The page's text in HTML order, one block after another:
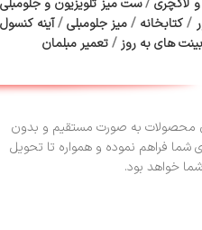
لاکچری /ست میز تلویزیون و جلومبلی
/کتابخانه /میز جلومبلی/آینه کنسول
های به روز /تعمیر مبلمان
محصولات به صورت مستقیم و بدون
فراهم نموده و همواره تا تحویل
خواهد بود.